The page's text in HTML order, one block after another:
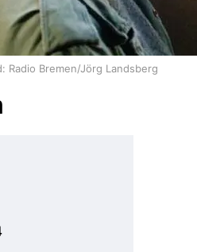
Radio Bremen/Jörg Landsberg